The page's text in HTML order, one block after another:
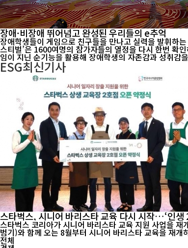
장애·비장애 뛰어넘고 완성된 우리들의 e추억
장애학생들이 게임으로 친구들을 만나고 실력을 발휘하는 무대는 올해도 여지없이 뜨거웠다. 넷마블 산하 사회공헌활동을
스티벌’은 1600여명의 참가자들의 열정을 다시 한번 확인하면서 성대하게 막을 내렸다. 넷마블문화재단과 국립특수교육원이 주최
임이 지닌 순기능을 활용해 장애학생의 자존감과 성취감
ESG최신기사
스타벅스, 시니어 바리스타 교육 다시 시작…‘인생
스타벅스 코리아가 시니어 바리스타 교육 지원 사업을 재개하며 어르신들의 새로
전체